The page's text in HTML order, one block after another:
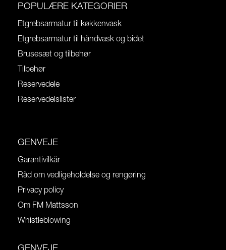
POPULÆRE KATEGORIER
Etgrebsarmatur til køkkenvask
Etgrebsarmatur til håndvask og bidet
Brusesæt og tilbehør
Tilbehør
Reservedele
Reservedelslister
GENVEJE
Garantivilkår
Råd om vedligeholdelse og rengøring
Privacy policy
Om FM Mattsson
Whistleblowing